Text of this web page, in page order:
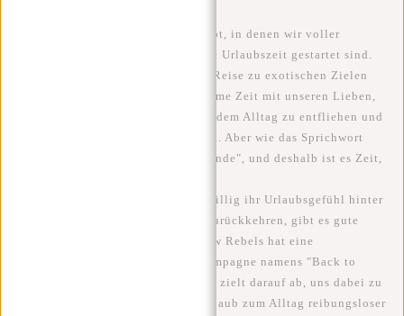
Wir alle haben diese Momente erlebt, in denen wir voller
Begeisterung und Energie in unsere Urlaubszeit gestartet sind.
Ob es sich um eine abenteuerliche Reise zu exotischen Zielen
handelte oder einfach um gemeinsame Zeit mit unseren Lieben,
Ferien bieten uns die Möglichkeit, dem Alltag zu entfliehen und
die Welt um uns herum zu erkunden. Aber wie das Sprichwort
sagt: "Alle guten Dinge gehen zu Ende", und deshalb ist es Zeit,
Für diejenigen von uns, die widerwillig ihr Urlaubsgefühl hinter
sich lassen und wieder zur Arbeit zurückkehren, gibt es gute
Nachrichten. Die Taschenmarke New Rebels hat eine
inspirierende und motivierende Kampagne namens "Back to
Reality" gestartet. Diese Kampagne zielt darauf ab, uns dabei zu
unterstützen, den Übergang von Urlaub zum Alltag reibungsloser